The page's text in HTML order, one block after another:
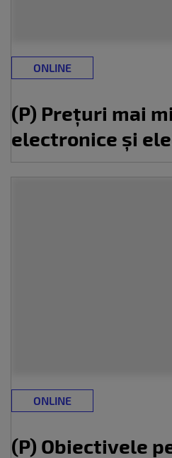
ONLINE
(P) Prețuri mai
electronice și
ONLINE
(P) Obiectivele